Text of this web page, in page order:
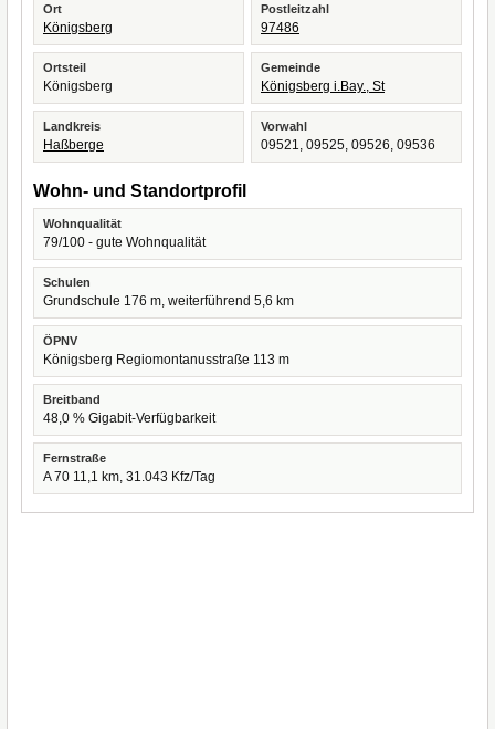
Ort
Königsberg
Postleitzahl
97486
Ortsteil
Königsberg
Gemeinde
Königsberg i.Bay., St
Landkreis
Haßberge
Vorwahl
09521, 09525, 09526, 09536
Wohn- und Standortprofil
Wohnqualität
79/100 - gute Wohnqualität
Schulen
Grundschule 176 m, weiterführend 5,6 km
ÖPNV
Königsberg Regiomontanusstraße 113 m
Breitband
48,0 % Gigabit-Verfügbarkeit
Fernstraße
A 70 11,1 km, 31.043 Kfz/Tag